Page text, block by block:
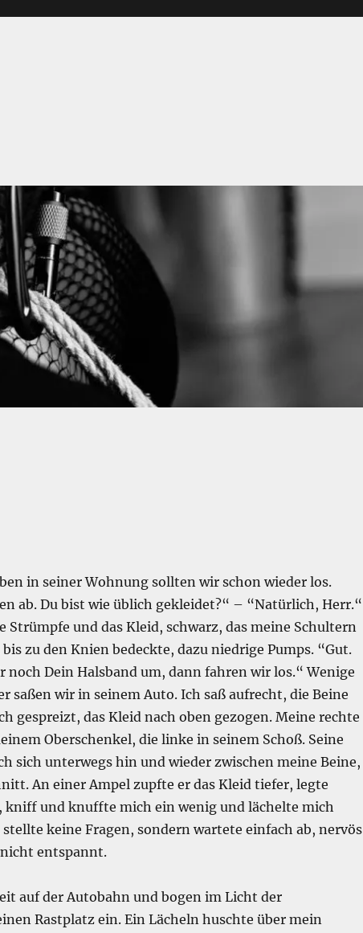
in seiner Wohnung sollten wir schon wieder los.
ab. Du bist wie üblich gekleidet?“ – “Natürlich, Herr.“
Strümpfe und das Kleid, schwarz, das meine Schultern
zu den Knien bedeckte, dazu niedrige Pumps. “Gut.
noch Dein Halsband um, dann fahren wir los.“ Wenige
saßen wir in seinem Auto. Ich saß aufrecht, die Beine
gespreizt, das Kleid nach oben gezogen. Meine rechte
Oberschenkel, die linke in seinem Schoß. Seine
sich unterwegs hin und wieder zwischen meine Beine,
An einer Ampel zupfte er das Kleid tiefer, legte
kniff und knuffte mich ein wenig und lächelte mich
keine Fragen, sondern wartete einfach ab, nervös
entspannt.
auf der Autobahn und bogen im Licht der
Rastplatz ein. Ein Lächeln huschte über mein